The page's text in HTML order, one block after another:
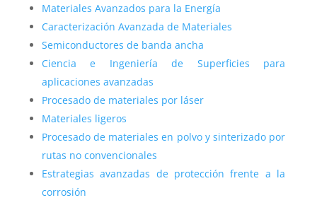
Materiales Avanzados para la Energía
Caracterización Avanzada de Materiales
Semiconductores de banda ancha
Ciencia e Ingeniería de Superficies para
aplicaciones avanzadas
Procesado de materiales por láser
Materiales ligeros
Procesado de materiales en polvo y sinterizado por
rutas no convencionales
Estrategias avanzadas de protección frente a la
corrosión